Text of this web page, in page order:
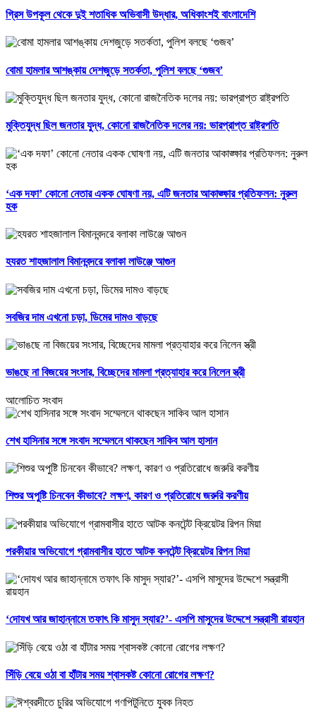
গ্রিস উপকূল থেকে দুই শতাধিক অভিবাসী উদ্ধার, অধিকাংশই বাংলাদেশি
বোমা হামলার আশঙ্কায় দেশজুড়ে সতর্কতা, পুলিশ বলছে ‘গুজব’
মুক্তিযুদ্ধ ছিল জনতার যুদ্ধ, কোনো রাজনৈতিক দলের নয়: ভারপ্রাপ্ত রাষ্ট্রপতি
‘এক দফা’ কোনো নেতার একক ঘোষণা নয়, এটি জনতার আকাঙ্ক্ষার প্রতিফলন: নুরুল
হক
হযরত শাহজালাল বিমানবন্দরে বলাকা লাউঞ্জে আগুন
সবজির দাম এখনো চড়া, ডিমের দামও বাড়ছে
ভাঙছে না বিজয়ের সংসার, বিচ্ছেদের মামলা প্রত্যাহার করে নিলেন স্ত্রী
আলোচিত সংবাদ
শেখ হাসিনার সঙ্গে সংবাদ সম্মেলনে থাকছেন সাকিব আল হাসান
শিশুর অপুষ্টি চিনবেন কীভাবে? লক্ষণ, কারণ ও প্রতিরোধে জরুরি করণীয়
পরকীয়ার অভিযোগে গ্রামবাসীর হাতে আটক কনটেন্ট ক্রিয়েটর রিপন মিয়া
‘দোযখ আর জাহান্নামে তফাৎ কি মাসুদ স্যার?’- এসপি মাসুদের উদ্দেশে সন্ত্রাসী রায়হান
সিঁড়ি বেয়ে ওঠা বা হাঁটার সময় শ্বাসকষ্ট কোনো রোগের লক্ষণ?